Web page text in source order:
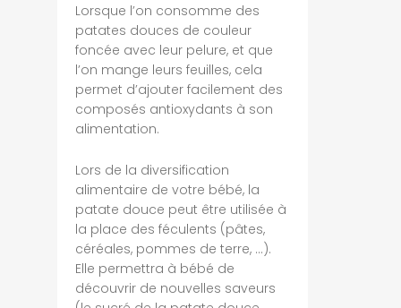
Lorsque l’on consomme des
patates douces de couleur
foncée avec leur pelure, et que
l’on mange leurs feuilles, cela
permet d’ajouter facilement des
composés antioxydants à son
alimentation.
Lors de la diversification
alimentaire de votre bébé, la
patate douce peut être utilisée à
la place des féculents (pâtes,
céréales, pommes de terre, …).
Elle permettra à bébé de
découvrir de nouvelles saveurs